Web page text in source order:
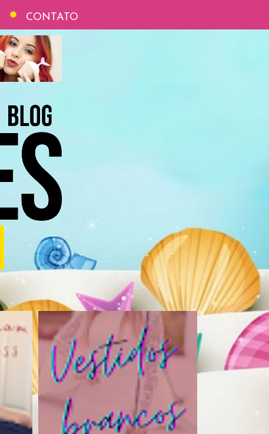
CONTATO